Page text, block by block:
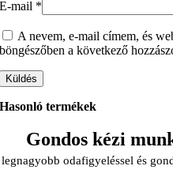
E-mail *
A nevem, e-mail címem, és
böngészőben a következő
Hasonló termékek
Gondos kézi
odafigyeléssel és